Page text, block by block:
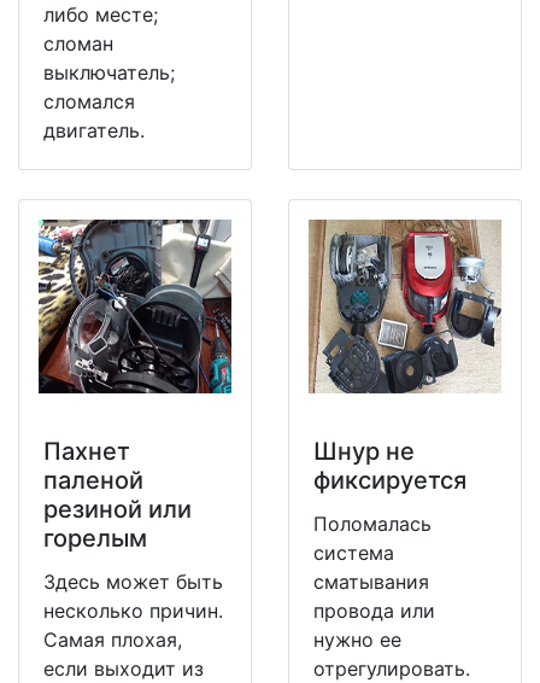
либо месте;
сломан
выключатель;
сломался
двигатель.
Пахнет
паленой
резиной или
горелым
Здесь может быть
несколько причин.
Самая плохая,
если выходит из
Шнур не
фиксируется
Поломалась
система
сматывания
провода или
нужно ее
отрегулировать.